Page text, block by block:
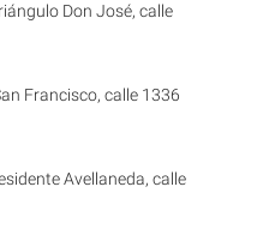
Don José, calle
Francisco, calle 1336
Avellaneda, calle